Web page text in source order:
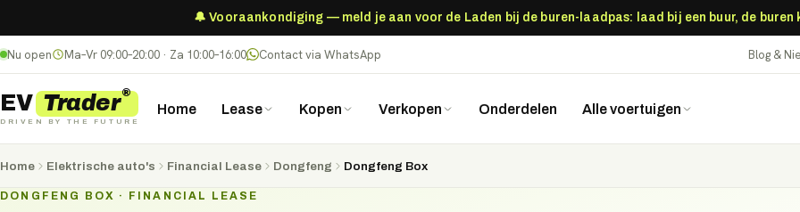
🔔 Vooraankondiging — meld je aan voor de Laden bij de buren-laadpas: laad bij een buur, de
Nu open Ma–Vr 09:00–20:00 · Za 10:00–16:00 Contact via WhatsApp Blog &
EV Trader®
DRIVEN BY THE FUTURE
Home Lease Kopen Verkopen Onderdelen Alle voertuigen
Home Elektrische auto's Financial Lease Dongfeng Dongfeng Box
DONGFENG BOX · FINANCIAL LEASE